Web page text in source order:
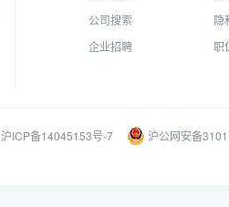
公司搜索
企业招聘
隐
职
沪ICP备14045153号-7 沪公网安备